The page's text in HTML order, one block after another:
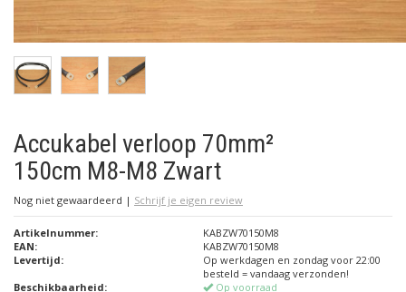
Accukabel verloop 70mm²
150cm M8-M8 Zwart
Nog niet gewaardeerd | Schrijf je eigen review
Artikelnummer:
KABZW70150M8
EAN:
KABZW70150M8
Levertijd:
Op werkdagen en zondag voor 22:00
besteld = vandaag verzonden!
Beschikbaarheid:
Op voorraad